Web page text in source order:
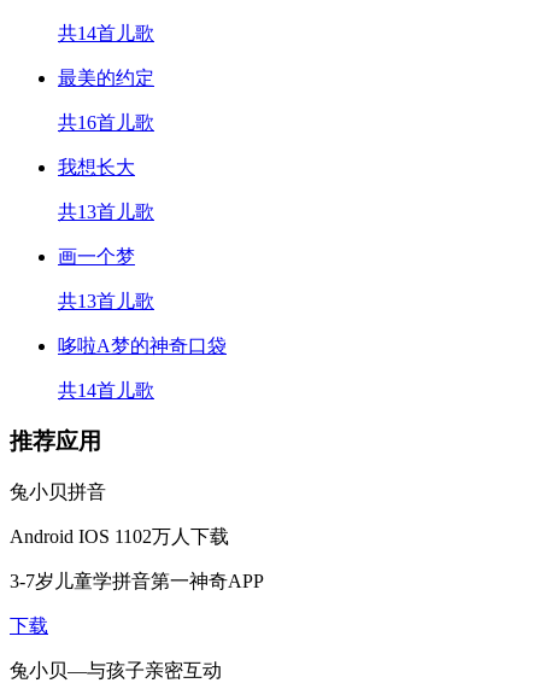
共14首儿歌
最美的约定
共16首儿歌
我想长大
共13首儿歌
画一个梦
共13首儿歌
哆啦A梦的神奇口袋
共14首儿歌
推荐应用
兔小贝拼音
Android IOS 1102万人下载
3-7岁儿童学拼音第一神奇APP
下载
兔小贝—与孩子亲密互动